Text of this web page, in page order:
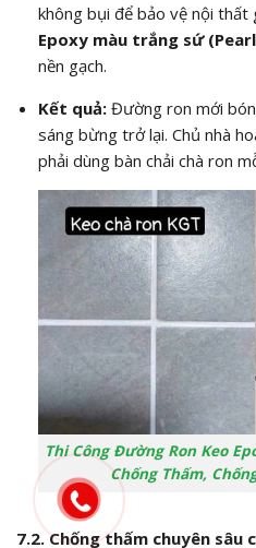
không bụi để bảo vệ nội thất
Epoxy màu trắng sứ
nền gạch.
Kết quả:Đường ron mới
sáng bừng trở lại. Chủ nhà
phải dùng bàn chải chà ron
Thi Công Đường Ron Keo
Chống Thấm,
7.2. Chống thấm chuyên sâu